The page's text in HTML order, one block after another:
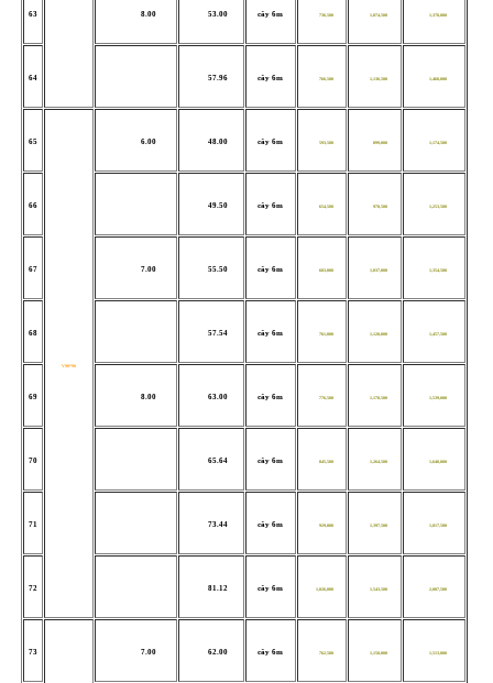
63 8.00 53.00 cây 6m 736,500 1,074,500 1,378,000
64 57.96 cây 6m 766,500 1,136,500 1,468,000
65
V90*90
6.00 48.00 cây 6m 593,500 899,000 1,174,500
66 49.50 cây 6m 654,500 970,500 1,253,500
67 7.00 55.50 cây 6m 683,000 1,037,000 1,354,500
68 57.54 cây 6m 761,000 1,128,000 1,457,500
69 8.00 63.00 cây 6m 776,500 1,178,500 1,539,000
70 65.64 cây 6m 845,500 1,264,500 1,640,000
71 73.44 cây 6m 929,000 1,397,500 1,817,500
72 81.12 cây 6m 1,026,000 1,543,500 2,007,500
73 7.00 62.00 cây 6m 762,500 1,158,000 1,513,000